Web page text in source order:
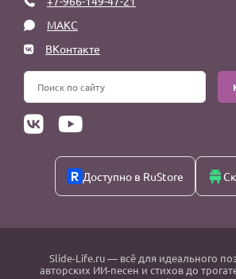
МАКС
ВКонтакте
Доступно в RuStore
Slide-Life.ru— всё для идеального
авторских ИИ-песен и стихов до